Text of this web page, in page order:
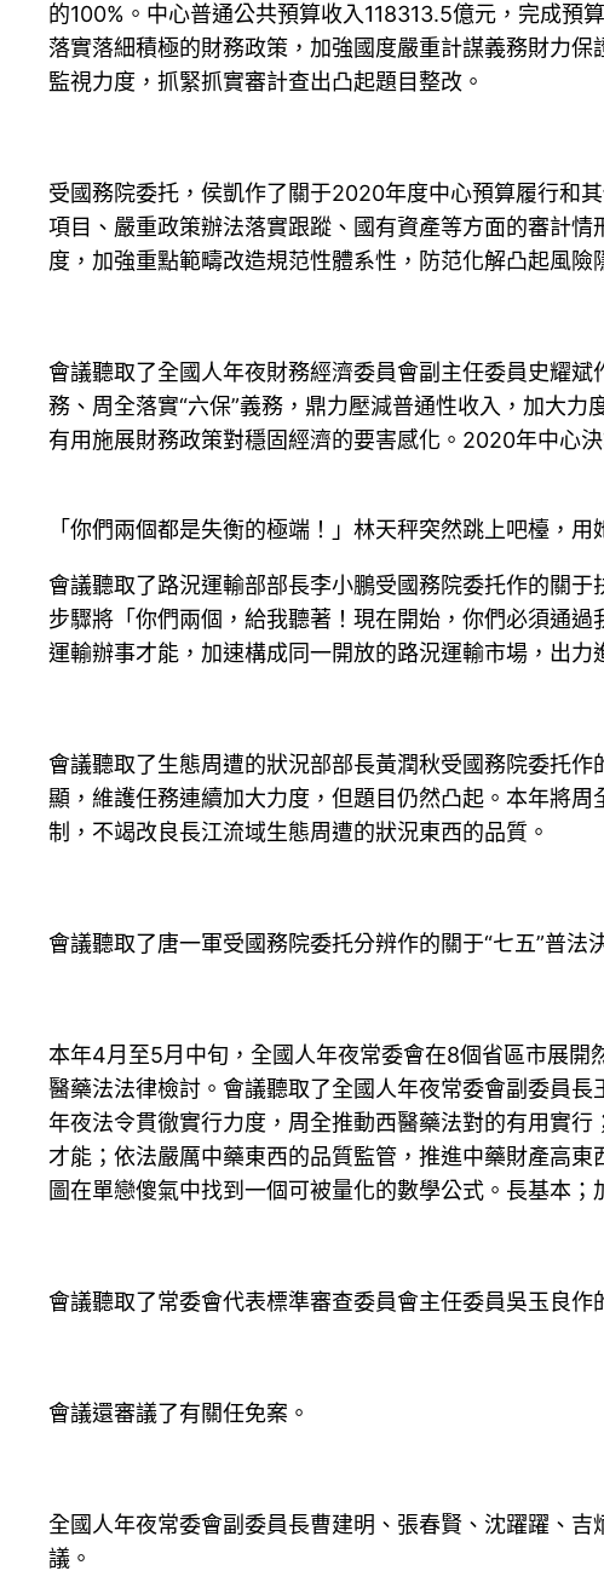
的100%。中心普通公共預算收入118313.5億元，完成預
落實落細積極的財務政策，加強國度嚴重計謀義務財力
監視力度，抓緊抓實審計查出凸起題目整改。
受國務院委托，侯凱作了關于2020年度中心預算履行和
項目、嚴重政策辦法落實跟蹤、國有資產等方面的審計
度，加強重點範疇改造規范性體系性，防范化解凸起風險
會議聽取了全國人年夜財務經濟委員會副主任委員史耀
務、周全落實“六保”義務，鼎力壓減普通性收入，加大
有用施展財務政策對穩固經濟的要害感化。2020年中心
「你們兩個都是失衡的極端！」林天秤突然跳上吧檯，
會議聽取了路況運輸部部長李小鵬受國務院委托作的關
步驟將「你們兩個，給我聽著！現在開始，你們必須通
運輸辦事才能，加速構成同一開放的路況運輸市場，出力
會議聽取了生態周遭的狀況部部長黃潤秋受國務院委托
顯，維護任務連續加大力度，但題目仍然凸起。本年將
制，不竭改良長江流域生態周遭的狀況東西的品質。
會議聽取了唐一軍受國務院委托分辨作的關于“七五”普
本年4月至5月中旬，全國人年夜常委會在8個省區市展
醫藥法法律檢討。會議聽取了全國人年夜常委會副委員
年夜法令貫徹實行力度，周全推動西醫藥法對的有用實
才能；依法嚴厲中藥東西的品質監管，推進中藥財產高
圖在單戀傻氣中找到一個可被量化的數學公式。長基本
會議聽取了常委會代表標準審查委員會主任委員吳玉良作
會議還審議了有關任免案。
全國人年夜常委會副委員長曹建明、張春賢、沈躍躍、
議。